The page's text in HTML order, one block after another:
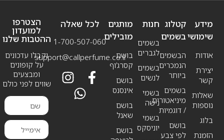
מידע
שימושי
אודות
יצירת
קשר
שאלות
נוספות
בלוג
הזמנת
חנות
בשמים
לגברים
בשמים
לנשים
בשמי
נישה
בשמי
יוניסקס
קטלוג
בשמים
הבשמים
הנמכרים
ביותר
בשמים
מיניאטורים
/ דוגמיות
בושם
לפי צבע
מותגים
מובילים
בושם
קסרג’וף
בושם
אינסנס
בושם
שאנל
בושם
לכל שאלה
1-700-507-060
support@callperfume.co.il
הצטרפו
למועדון
ההטבות שלנו
וקבלו עדכונים
על קופונים
ומבצעים
שווים לפני כולם